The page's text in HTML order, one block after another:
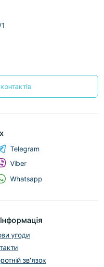
Інформація
угоди
зв'язок
Telegram
Viber
Whatsapp